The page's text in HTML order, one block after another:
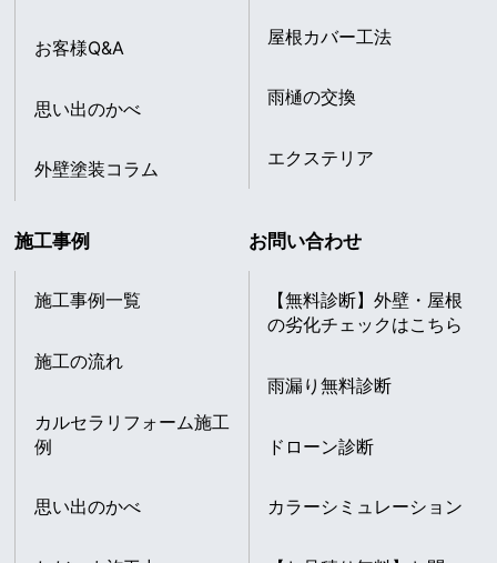
お客様Q&A
思い出のかべ
外壁塗装コラム
屋根カバー工法
雨樋の交換
エクステリア
施工事例
施工事例一覧
施工の流れ
カルセラリフォーム施工
例
思い出のかべ
お問い合わせ
【無料診断】外壁・屋根
の劣化チェックはこちら
雨漏り無料診断
ドローン診断
カラーシミュレーション